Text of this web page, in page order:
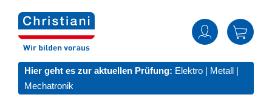
Hier geht es zur aktuellen Prüfung: Elektro | Metall |
Mechatronik